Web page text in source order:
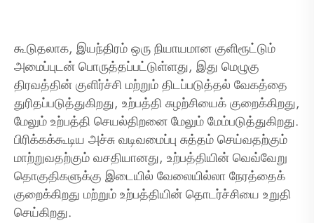
கூடுதலாக, இயந்திரம் ஒரு நியாயமான குளிரூட்டும்
அமைப்புடன் பொருத்தப்பட்டுள்ளது, இது மெழுகு
திரவத்தின் குளிர்ச்சி மற்றும் திடப்படுத்தல் வேகத்தை
துரிதப்படுத்துகிறது, உற்பத்தி சுழற்சியைக் குறைக்கிறது,
மேலும் உற்பத்தி செயல்திறனை மேலும் மேம்படுத்துகிறது.
பிரிக்கக்கூடிய அச்சு வடிவமைப்பு சுத்தம் செய்வதற்கும்
மாற்றுவதற்கும் வசதியானது, உற்பத்தியின் வெவ்வேறு
தொகுதிகளுக்கு இடையில் வேலையில்லா நேரத்தைக்
குறைக்கிறது மற்றும் உற்பத்தியின் தொடர்ச்சியை உறுதி
செய்கிறது.